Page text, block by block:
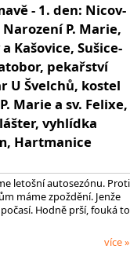
- 1. den: Nicov-
P. Marie,
Kašovice, Sušice-
pekařství
U Švelchů, kostel
Marie a sv. Felixe,
vyhlídka
Hartmanice
letošní autosezónu. Proti
máme zpoždění. Jenže
Hodně prší, fouká to
více »